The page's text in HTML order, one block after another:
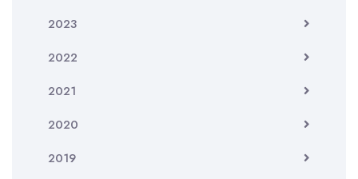
2023
2022
2021
2020
2019